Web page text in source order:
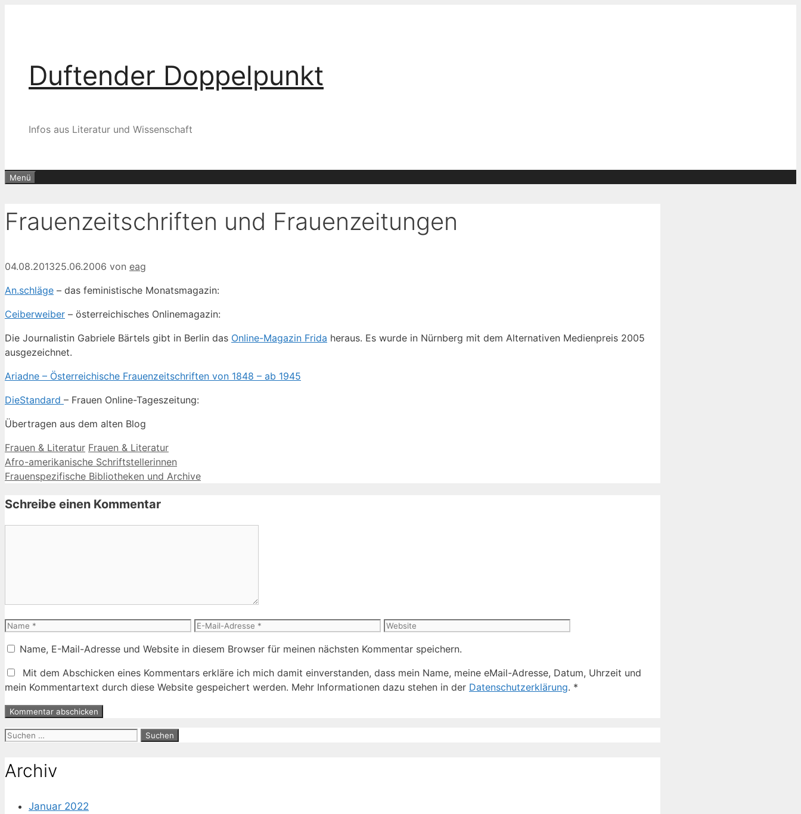
Duftender Doppelpunkt
Infos aus Literatur und Wissenschaft
Menü
Frauenzeitschriften und Frauenzeitungen
04.08.201325.06.2006 von eag
An.schläge – das feministische Monatsmagazin:
Ceiberweiber – österreichisches Onlinemagazin:
Die Journalistin Gabriele Bärtels gibt in Berlin das Online-Magazin Frida heraus. Es wurde in Nürnberg mit dem Alternativen Medienpreis 2005
ausgezeichnet.
Ariadne – Österreichische Frauenzeitschriften von 1848 – ab 1945
DieStandard – Frauen Online-Tageszeitung:
Übertragen aus dem alten Blog
Kategorien
Frauen & Literatur Schlagwörter
Frauen & Literatur
Afro-amerikanische Schriftstellerinnen
Frauenspezifische Bibliotheken und Archive
Schreibe einen Kommentar
Name
E-
Adresse
Website
Name, E-Mail-Adresse und Website in diesem Browser für meinen nächsten Kommentar speichern.
Mit dem Abschicken eines Kommentars erkläre ich mich damit einverstanden, dass mein Name, meine eMail-Adresse, Datum, Uhrzeit und
mein Kommentartext durch diese Website gespeichert werden. Mehr Informationen dazu stehen in der Datenschutzerklärung. *
Suche
Archiv
Januar 2022